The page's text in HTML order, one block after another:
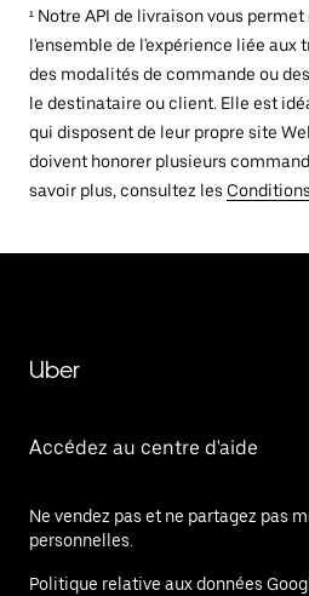
¹ Notre API de livraison vous
l'ensemble de l'expérience liée aux
des modalités de commande ou
le destinataire ou client. Elle est
qui disposent de leur propre site
doivent honorer plusieurs
savoir plus, consultez les
Uber
Accédez au centre d'aide
Ne vendez pas et ne partagez pas
personnelles.
Politique relative aux données